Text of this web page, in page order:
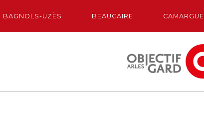
BAGNOLS-UZÈS BEAUCAIRE CAMARGUE